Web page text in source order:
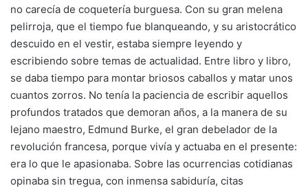
no carecía de coquetería burguesa. Con su gran melena
pelirroja, que el tiempo fue blanqueando, y su aristocrático
descuido en el vestir, estaba siempre leyendo y
escribiendo sobre temas de actualidad. Entre libro y libro,
se daba tiempo para montar briosos caballos y matar unos
cuantos zorros. No tenía la paciencia de escribir aquellos
profundos tratados que demoran años, a la manera de su
lejano maestro, Edmund Burke, el gran debelador de la
revolución francesa, porque vivía y actuaba en el presente:
era lo que le apasionaba. Sobre las ocurrencias cotidianas
opinaba sin tregua, con inmensa sabiduría, citas